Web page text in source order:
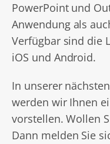
PowerPoint und
Anwendung als
Verfügbar sind die
iOS und Android.
In unserer
werden wir Ihnen
vorstellen. Wollen
Dann melden Sie